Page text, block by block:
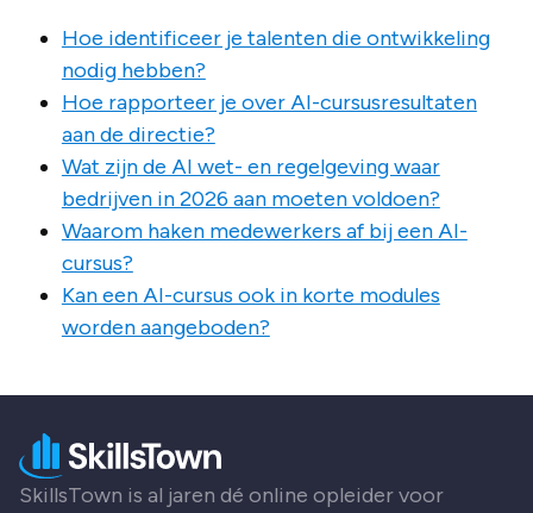
Hoe identificeer je talenten die ontwikkeling
nodig hebben?
Hoe rapporteer je over AI-cursusresultaten
aan de directie?
Wat zijn de AI wet- en regelgeving waar
bedrijven in 2026 aan moeten voldoen?
Waarom haken medewerkers af bij een AI-
cursus?
Kan een AI-cursus ook in korte modules
worden aangeboden?
SkillsTown is al jaren dé online opleider voor